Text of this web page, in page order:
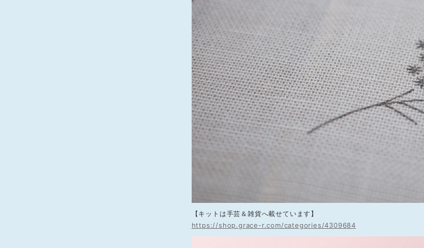
【キットは手芸＆雑貨へ載せています】
https://shop.grace-r.com/categories/4309684